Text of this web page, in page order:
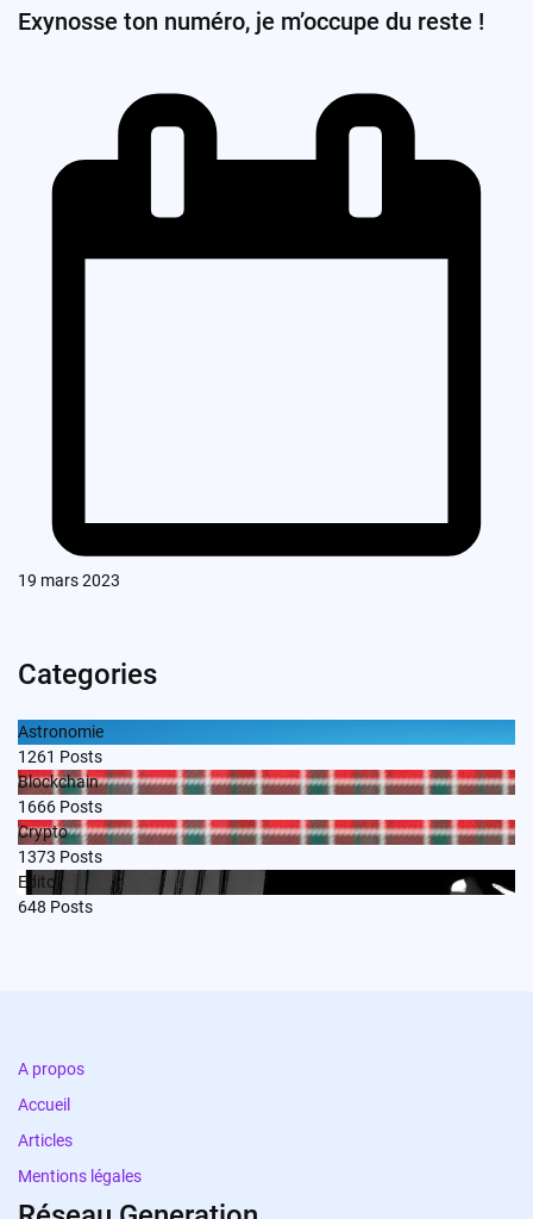
Exynosse ton numéro, je m’occupe du reste !
19 mars 2023
Categories
Astronomie
1261 Posts
Blockchain
1666 Posts
Crypto
1373 Posts
Edito
648 Posts
A propos
Accueil
Articles
Mentions légales